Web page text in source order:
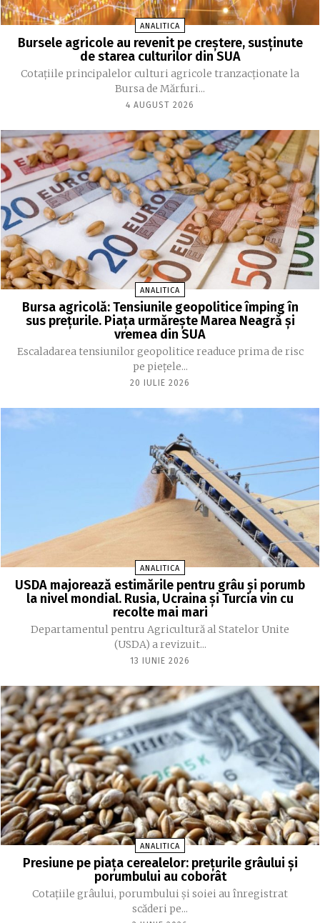
ANALITICA
Bursele agricole au revenit pe creștere, susținute
de starea culturilor din SUA
Cotațiile principalelor culturi agricole tranzacționate la
Bursa de Mărfuri...
4 AUGUST 2026
ANALITICA
Bursa agricolă: Tensiunile geopolitice împing în
sus prețurile. Piața urmărește Marea Neagră și
vremea din SUA
Escaladarea tensiunilor geopolitice readuce prima de risc
pe piețele...
20 IULIE 2026
ANALITICA
USDA majorează estimările pentru grâu și porumb
la nivel mondial. Rusia, Ucraina și Turcia vin cu
recolte mai mari
Departamentul pentru Agricultură al Statelor Unite
(USDA) a revizuit...
13 IUNIE 2026
ANALITICA
Presiune pe piața cerealelor: prețurile grâului și
porumbului au coborât
Cotațiile grâului, porumbului și soiei au înregistrat
scăderi pe...